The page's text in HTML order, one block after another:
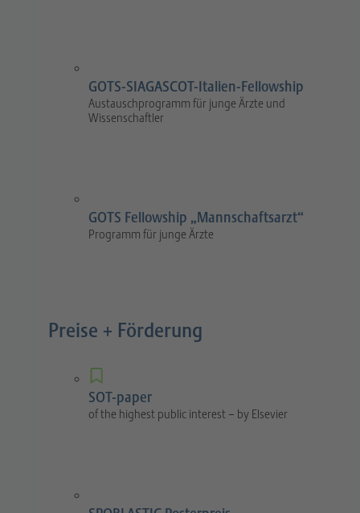
GOTS-SIAGASCOT-Italien-Fellowship
Austauschprogramm für junge Ärzte und
Wissenschaftler
GOTS Fellowship „Mannschaftsarzt“
Programm für junge Ärzte
Preise + Förderung
SOT-paper
of the highest public interest – by Elsevier